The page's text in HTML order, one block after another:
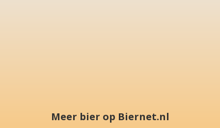
Meer bier op Biernet.nl